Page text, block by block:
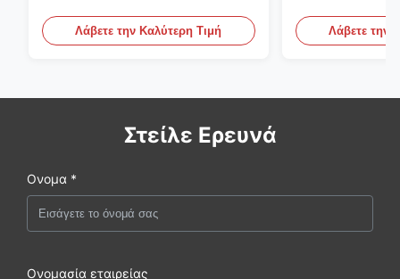
του ISO που εμποτίζει την
αντλία
Λάβετε την Καλύτερη Τιμή
πατωμάτων
Λάβετε την
Στείλε Ερευνά
Ονομα *
Ονομασία εταιρείας